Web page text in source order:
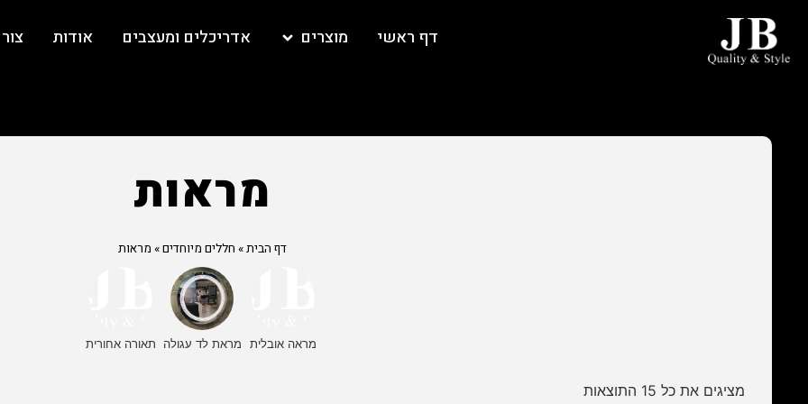
דף ראשי מוצרים אדריכלים ומעצבים אודות
מראות
דף הבית» חללים מיוחדים» מראות
מראה אובלית מראת לד עגולה תאורה אחורית
מציגים את כל ⁦15⁩ התוצאות